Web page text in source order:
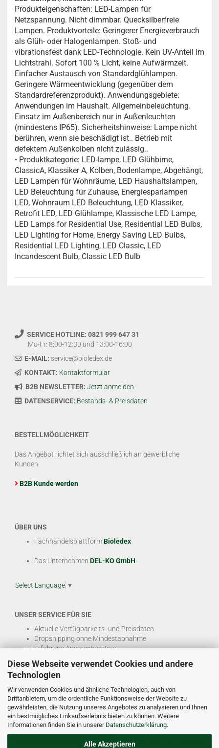
Diese Webseite verwendet Cookies und andere
Technologien
Wir verwenden Cookies und ähnliche Technologien, auch von
Drittanbietern, um die ordentliche Funktionsweise der Website zu
gewährleisten, die Nutzung unseres Angebotes zu analysieren und Ihnen
ein bestmögliches Einkaufserlebnis bieten zu können. Weitere
Informationen finden Sie in unserer Datenschutzerklärung.
Alle Akzeptieren
Produkteigenschaften: LED-Lampen für
Netzspannung. Nicht dimmbar. Quecksilberfreie
Lampen. Produktvorteile: Geringerer Energieverbrauch
als Glüh- oder Halogenlampen. Stoß- und
vibrationsfest dank LED-Technologie. Kein UV-Anteil im
Lichtstrahl. Sofort 100 % Licht, keine Aufwärmzeit.
Einfacher Austausch von Standardglühlampen.
Geringere Wärmeentwicklung (gegenüber dem
Standardreferenzprodukt). Anwendungsgebiete:
Anwendungen im Haushalt. Allgemeinbeleuchtung.
Einsatz im Außenbereich nur in Außenleuchten
(mindestens IP65). Sicherheitshinweise: Lampe nicht
berühren, wenn sie beschädigt ist.. Betrieb mit
defektem Außenkolben nicht zulässig..
• Produktkategorie: LED-lampe, LED Glühbirne,
ClassicA, Klassiker A, Kolben, Bodenlampe, Abgehängt,
LED Lampen für Wohnräume, LED Haushaltslampen,
LED Beleuchtung für Zuhause, Energiesparlampen
LED, Wohnraum LED Beleuchtung, LED Klassiker,
Retrofit LED, LED Glühlampe, Klassische LED Lampe,
LED Lamps for Residential Use, Residential LED Bulbs,
LED Lighting for Home, Energy Saving LED Bulbs,
Residential LED Lighting, LED Classic, LED
Incandescent Bulb, Classic LED Bulb
SERVICE HOTLINE: 0821 999 647 31
Mo-Fr: 8:00-12:30 und 13:00-16:00
E-MAIL: service@bioledex.de
KONTAKT: Kontaktformular
B2B NEWSLETTER: Jetzt anmelden
DATENSERVICE: Bestands- & Preisdaten
BESTELLMÖGLICHKEIT
Das Angebot richtet sich ausschließlich an gewerbliche
Kunden.
B2B Kunde werden
ÜBER UNS
FachhandelsplattformBioledex
Das Unternehmen DEL-KO GmbH
Select Language ▼
UNSER SERVICE FÜR SIE
Aktuelle Verfügbarkeits- und Preisdaten
Dropshipping ohne Mindestabnahme
Erfahrene Ansprechpartner
Hohe Warenverfügbarkeit
EDI & E-Rechnung
Attraktive Margen & Projektpreise
Und viele weitereB2B Services
© DEL-KO GmbH 2026 |Impressum|AGB| Datenschutz
Kontakt|Vertriebspartner werden|Sitemap|Unsere Marken
Service
Bioledex Fachhandelsplattform für LED Leuchten, Leuchtmittel,